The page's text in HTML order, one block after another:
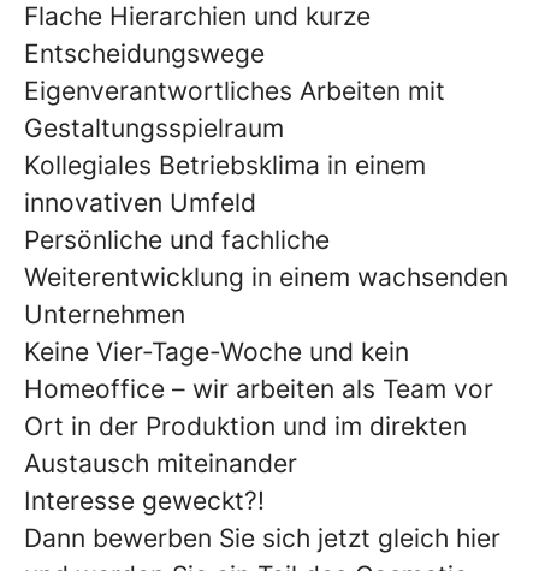
Flache Hierarchien und kurze
Entscheidungswege
Eigenverantwortliches Arbeiten mit
Gestaltungsspielraum
Kollegiales Betriebsklima in einem
innovativen Umfeld
Persönliche und fachliche
Weiterentwicklung in einem wachsenden
Unternehmen
Keine Vier-Tage-Woche und kein
Homeoffice – wir arbeiten als Team vor
Ort in der Produktion und im direkten
Austausch miteinander
Interesse geweckt?!
Dann bewerben Sie sich jetzt gleich hier